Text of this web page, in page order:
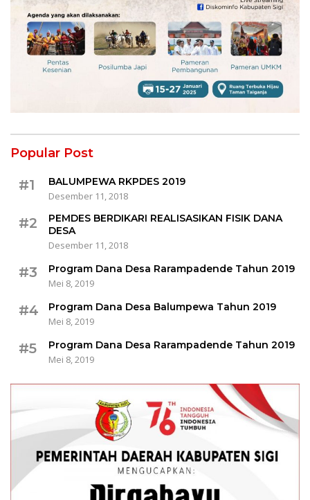
Popular Post
#1
BALUMPEWA RKPDES 2019
Desember 11, 2018
#2
PEMDES BERDIKARI REALISASIKAN FISIK DANA
DESA
Desember 11, 2018
#3
Program Dana Desa Rarampadende Tahun 2019
Mei 8, 2019
#4
Program Dana Desa Balumpewa Tahun 2019
Mei 8, 2019
#5
Program Dana Desa Rarampadende Tahun 2019
Mei 8, 2019